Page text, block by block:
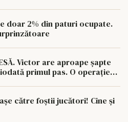
doar 2% din paturi ocupate.
Victor are aproape șapte
primul pas. O operație
către foștii jucători! Cine și